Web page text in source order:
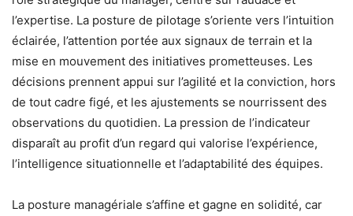
l’expertise. La posture de pilotage s’oriente vers l’intuition
éclairée, l’attention portée aux signaux de terrain et la
mise en mouvement des initiatives prometteuses. Les
décisions prennent appui sur l’agilité et la conviction, hors
de tout cadre figé, et les ajustements se nourrissent des
observations du quotidien. La pression de l’indicateur
disparaît au profit d’un regard qui valorise l’expérience,
l’intelligence situationnelle et l’adaptabilité des équipes.
La posture managériale s’affine et gagne en solidité, car